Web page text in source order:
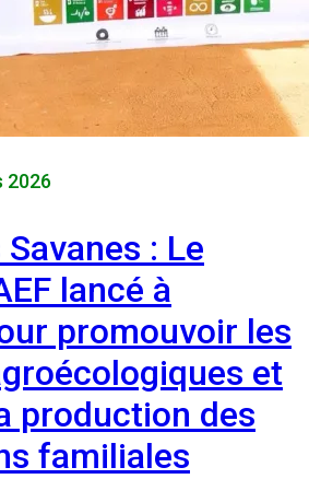
2026
: Le
lancé à
promouvoir les
et
production des
familiales